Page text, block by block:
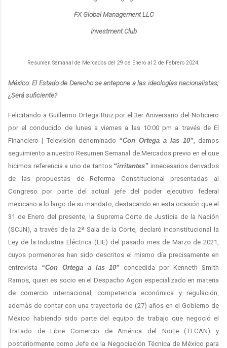
FX Global Management LLC
Investment Club
Resumen Semanal de Mercados del 29 de Enero al 2 de Febrero 2024.
México: El Estado de Derecho se antepone a las ideologías nacionalistas;
¿Será suficiente?
Felicitando a Guillermo Ortega Ruiz por el 3er Aniversario del Noticiero
por el conducido de lunes a viernes a las 10:00 pm a través de El
Financiero | Televisión denominado “Con Ortega a las 10” , damos
seguimiento a nuestro Resumen Semanal de Mercados previo en el que
hicimos referencia a uno de tantos “irritantes” innecesarios derivados
de las propuestas de Reforma Constitucional presentadas al
Congreso por parte del actual jefe del poder ejecutivo federal
mexicano a lo largo de su mandato, destacando en esta ocasión que el
31 de Enero del presente, la Suprema Corte de Justicia de la Nación
(SCJN), a través de la 2ª Sala de la Corte, declaró inconstitucional la
Ley de la Industria Eléctrica (LIE) del pasado mes de Marzo de 2021,
cuyos pormenores han sido descritos el mismo día precisamente en
entrevista “Con Ortega a las 10” concedida por Kenneth Smith
Ramos, quien es socio en el Despacho Agon especializado en materia
de comercio internacional, competencia económica y regulación,
además de contar con una trayectoria de (27) años en el Gobierno de
México habiendo sido parte del equipo de trabajo que negoció el
Tratado de Libre Comercio de América del Norte (TLCAN) y
posteriormente como Jefe de la Negociación Técnica de México para